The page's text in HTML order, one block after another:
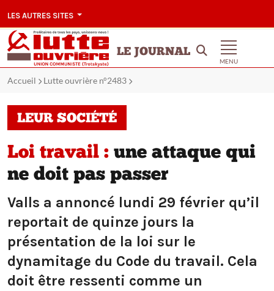
LES AUTRES SITES
LE JOURNAL
MENU
Accueil Lutte ouvrière n°2483
LEUR SOCIÉTÉ
Loi travail : une attaque qui
ne doit pas passer
Valls a annoncé lundi 29 février qu’il
reportait de quinze jours la
présentation de la loi sur le
dynamitage du Code du travail. Cela
doit être ressenti comme un